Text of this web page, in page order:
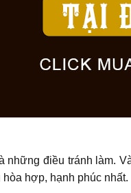
điều tránh làm.
hợp, hạnh phúc nhất.